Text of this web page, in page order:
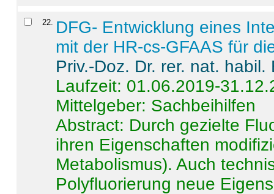
22
DFG- Entwicklung eines
mit der HR-cs-GFAAS für
Priv.-Doz. Dr. rer. nat.
Laufzeit: 01.06.2019-
Mittelgeber: Sachbeihilfen
Abstract: Durch gezielte
ihren Eigenschaften
Metabolismus). Auch
Polyfluorierung neue